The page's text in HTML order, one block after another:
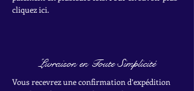
cliquez ici.
Livraison en Toute Simplicité
Vous recevrez une confirmation d’expédition